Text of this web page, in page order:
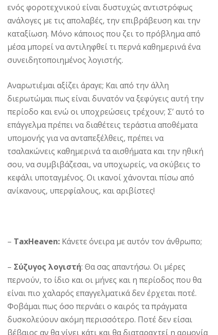
ενός φοροτεχνικού είναι δυστυχώς αντιστρόφως
ανάλογες με τις απολαβές, την επιβράβευση και την
καταξίωση. Μόνο κάποιος που ζει το πρόβλημα από
μέσα μπορεί να αντιληφθεί τι περνά καθημερινά ένα
συνειδητοποιημένος λογιστής.
Αναρωτιέμαι αξίζει άραγε; Και από την άλλη
διερωτώμαι πως είναι δυνατόν να ξεφύγεις αυτή την
περίοδο και ενώ οι υποχρεώσεις τρέχουν; Σ’ αυτό το
επάγγελμα πρέπει να διαθέτεις τεράστια αποθέματα
υπομονής για να ανταπεξέλθεις, πρέπει να
τσαλακώνεις καθημερινά τα αισθήματα και την ηθική
σου, να συμβιβάζεσαι, να υποχωρείς, να σκύβεις το
κεφάλι υποταγμένος. Οι ικανοί χάνονται πίσω από
ανίκανους, υπερφίαλους, και αριβίστες!
– TaxHeaven: Κάνετε όνειρα με αυτόν τον άνθρωπο;
– Σύζυγος λογιστή: Θα σας απαντήσω. Οι μέρες
περνούν, το ίδιο και οι μήνες και η περίοδος που θα
είναι πιο χαλαρός επαγγελματικά δεν έρχεται ποτέ.
Φοβάμαι πως όσο περνάει ο καιρός τα πράγματα
δυσκολεύουν ακόμη περισσότερο. Ποτέ δεν είσαι
βέβαιος αν θα γίνει κάτι και θα διαταραχτεί η αρμονία